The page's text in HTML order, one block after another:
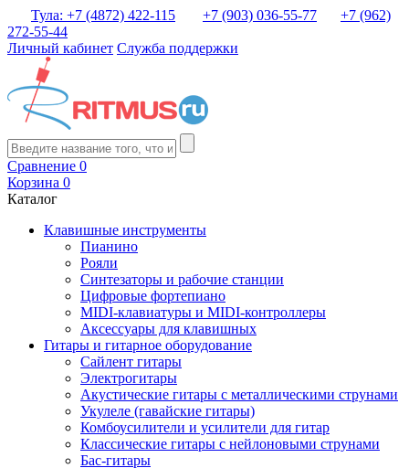
Тула: +7 (4872) 422-115 +7 (903) 036-55-77
+7 (962)
272-55-44
Личный кабинет Служба поддержки
Сравнение 0
Корзина 0
Каталог
Клавишные инструменты
Пианино
Рояли
Синтезаторы и рабочие станции
Цифровые фортепиано
MIDI-клавиатуры и MIDI-контроллеры
Аксессуары для клавишных
Гитары и гитарное оборудование
Сайлент гитары
Электрогитары
Акустические гитары с металлическими струнами
Укулеле (гавайские гитары)
Комбоусилители и усилители для гитар
Классические гитары с нейлоновыми струнами
Бас-гитары